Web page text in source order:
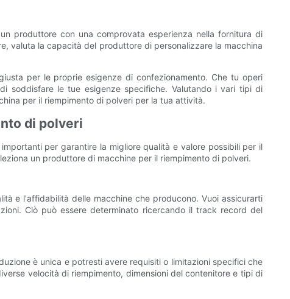
produttore con una comprovata esperienza nella fornitura di
valuta la capacità del produttore di personalizzare la macchina
per le proprie esigenze di confezionamento. Che tu operi
soddisfare le tue esigenze specifiche. Valutando i vari tipi di
per il riempimento di polveri per la tua attività.
di polveri
per garantire la migliore qualità e valore possibili per il
un produttore di macchine per il riempimento di polveri.
e l'affidabilità delle macchine che producono. Vuoi assicurarti
Ciò può essere determinato ricercando il track record del
è unica e potresti avere requisiti o limitazioni specifici che
velocità di riempimento, dimensioni del contenitore e tipi di